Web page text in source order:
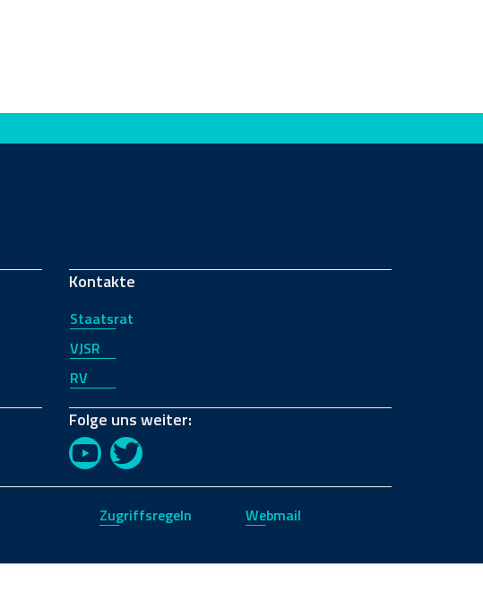
Kontakte
Staatsrat
VJSR
RV
Folge uns weiter:
YouTubeTwitter
Zugriffsregeln Webmail